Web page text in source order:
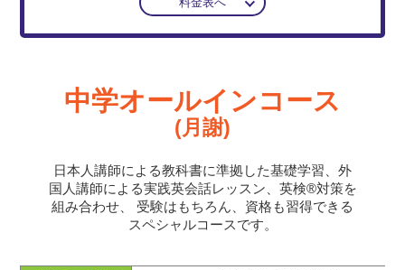
中学オールインコース
(月謝)
日本人講師による教科書に準拠した基礎学習、外
国人講師による実践英会話レッスン、英検®対策を
組み合わせ、
受験はもちろん、資格も習得できる
スペシャルコースです。